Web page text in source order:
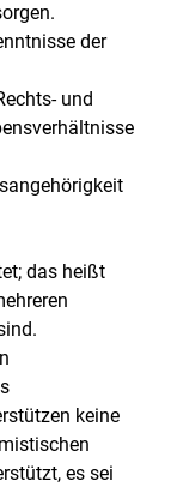
der
und
das heißt
keine
es sei